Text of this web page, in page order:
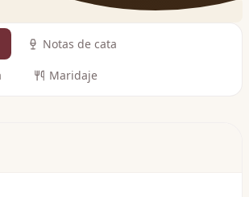
Notas de cata
Maridaje